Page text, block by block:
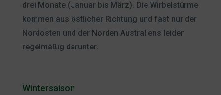
drei Monate (Januar bis März). Die Wirbelstürme
kommen aus östlicher Richtung und fast nur der
Nordosten und der Norden Australiens leiden
regelmäßig darunter.
Wintersaison